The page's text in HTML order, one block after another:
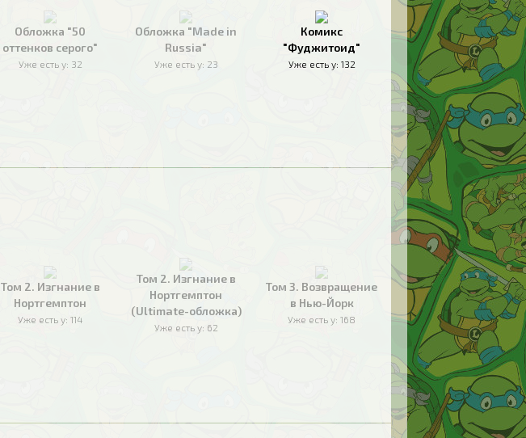
Обложка "50
оттенков серого"
Уже есть у: 32
Обложка "Made in
Russia"
Уже есть у: 23
Комикс
"Фуджитоид"
Уже есть у: 132
Том 2. Изгнание в
Нортгемптон
Уже есть у: 114
Том 2. Изгнание в
Нортгемптон
(Ultimate-обложка)
Уже есть у: 62
Том 3. Возвращение
в Нью-Йорк
Уже есть у: 168